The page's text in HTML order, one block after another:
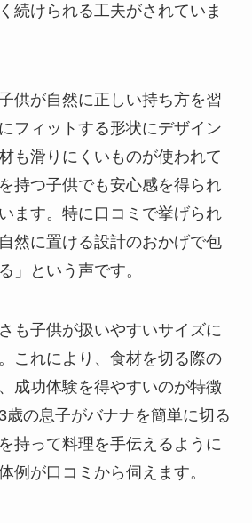
続けられる工夫がされていま
供が自然に正しい持ち方を習
フィットする形状にデザイン
も滑りにくいものが使われて
持つ子供でも安心感を得られ
ます。特に口コミで挙げられ
然に置ける設計のおかげで包
」という声です。
も子供が扱いやすいサイズに
これにより、食材を切る際の
成功体験を得やすいのが特徴
歳の息子がバナナを簡単に切る
持って料理を手伝えるように
例が口コミから伺えます。